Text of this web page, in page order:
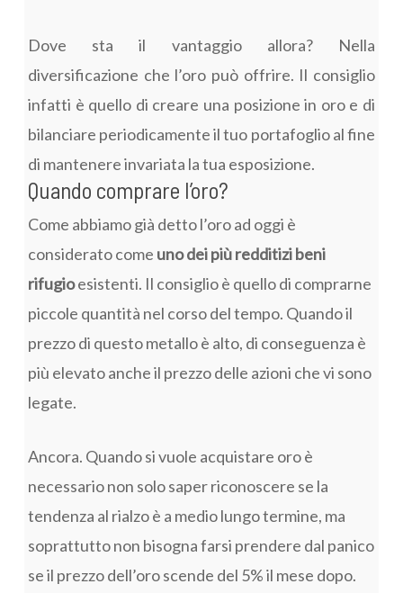
Dove sta il vantaggio allora? Nella
diversificazione che l’oro può offrire. Il consiglio
infatti è quello di creare una posizione in oro e di
bilanciare periodicamente il tuo portafoglio al fine
di mantenere invariata la tua esposizione.
Quando comprare l’oro?
Come abbiamo già detto l’oro ad oggi è
considerato come uno dei più redditizi beni
rifugioesistenti. Il consiglio è quello di comprarne
piccole quantità nel corso del tempo. Quando il
prezzo di questo metallo è alto, di conseguenza è
più elevato anche il prezzo delle azioni che vi sono
legate.
Ancora. Quando si vuole acquistare oro è
necessario non solo saper riconoscere se la
tendenza al rialzo è a medio lungo termine, ma
soprattutto non bisogna farsi prendere dal panico
se il prezzo dell’oro scende del 5% il mese dopo.